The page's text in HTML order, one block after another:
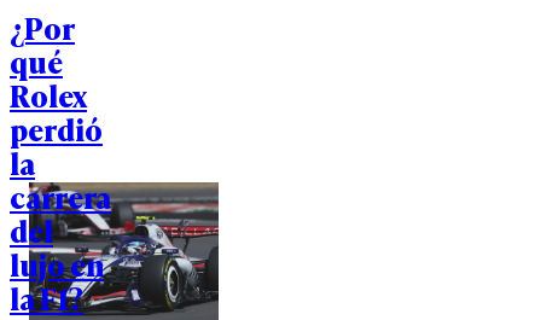
derriba el
doble estándar
de género y
valida la
vigencia de la
cultura Silver
desde la
autonomía y
la
autenticidad.
¿Por
qué
Rolex
perdió
la
carrera
del
lujo en
la F1?